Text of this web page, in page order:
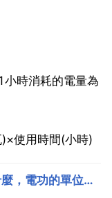
時消耗的電量為
使用時間(小時)
電功的單位是什麼，電功的計算式什麼，電功的單位是什麼，常用單位還有千瓦時，一千瓦時等於多少焦